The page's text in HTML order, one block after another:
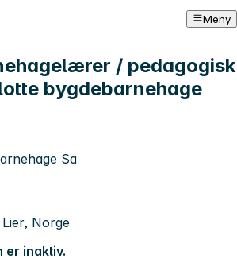
Meny
/ pedagogisk
bygdebarnehage
Sa
Norge
er inaktiv.